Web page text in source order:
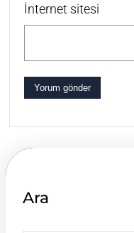
İnternet sitesi
Ara